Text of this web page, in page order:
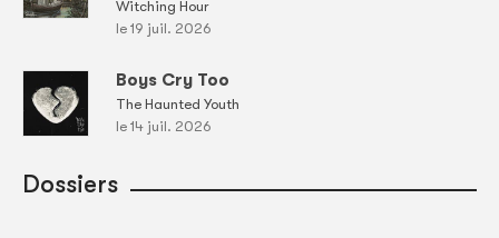
Witching Hour
le 19 juil. 2026
Boys Cry Too
The Haunted Youth
le 14 juil. 2026
Dossiers